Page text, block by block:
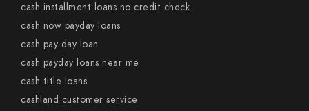
cash installment loans no credit check
cash now payday loans
cash pay day loan
cash payday loans near me
cash title loans
cashland customer service